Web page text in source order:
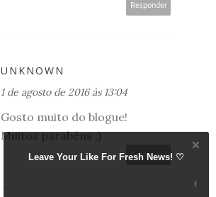
Responder
UNKNOWN
1 de agosto de 2016 às 13:04
Gosto muito do blogue!
Muitos parabéns ;)
Responder
Leave Your Like For Fresh News! ♡